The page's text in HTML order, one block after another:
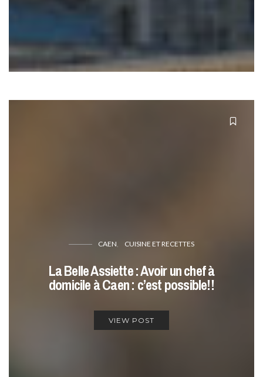
CAEN CUISINE ET RECETTES
La Belle Assiette : Avoir un chef à
domicile à Caen : c’est possible!!
VIEW POST